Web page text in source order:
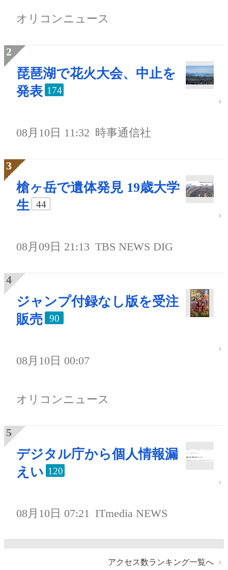
オリコンニュース
琵琶湖で花火大会、中止を
発表 174
08月10日 11:32 時事通信社
槍ヶ岳で遺体発見 19歳大学
生
44
08月09日 21:13 TBS NEWS DIG
ジャンプ付録なし版を受注
販売
90
08月10日 00:07
オリコンニュース
デジタル庁から個人情報漏
えい 120
08月10日 07:21 ITmedia NEWS
アクセス数ランキング一覧へ